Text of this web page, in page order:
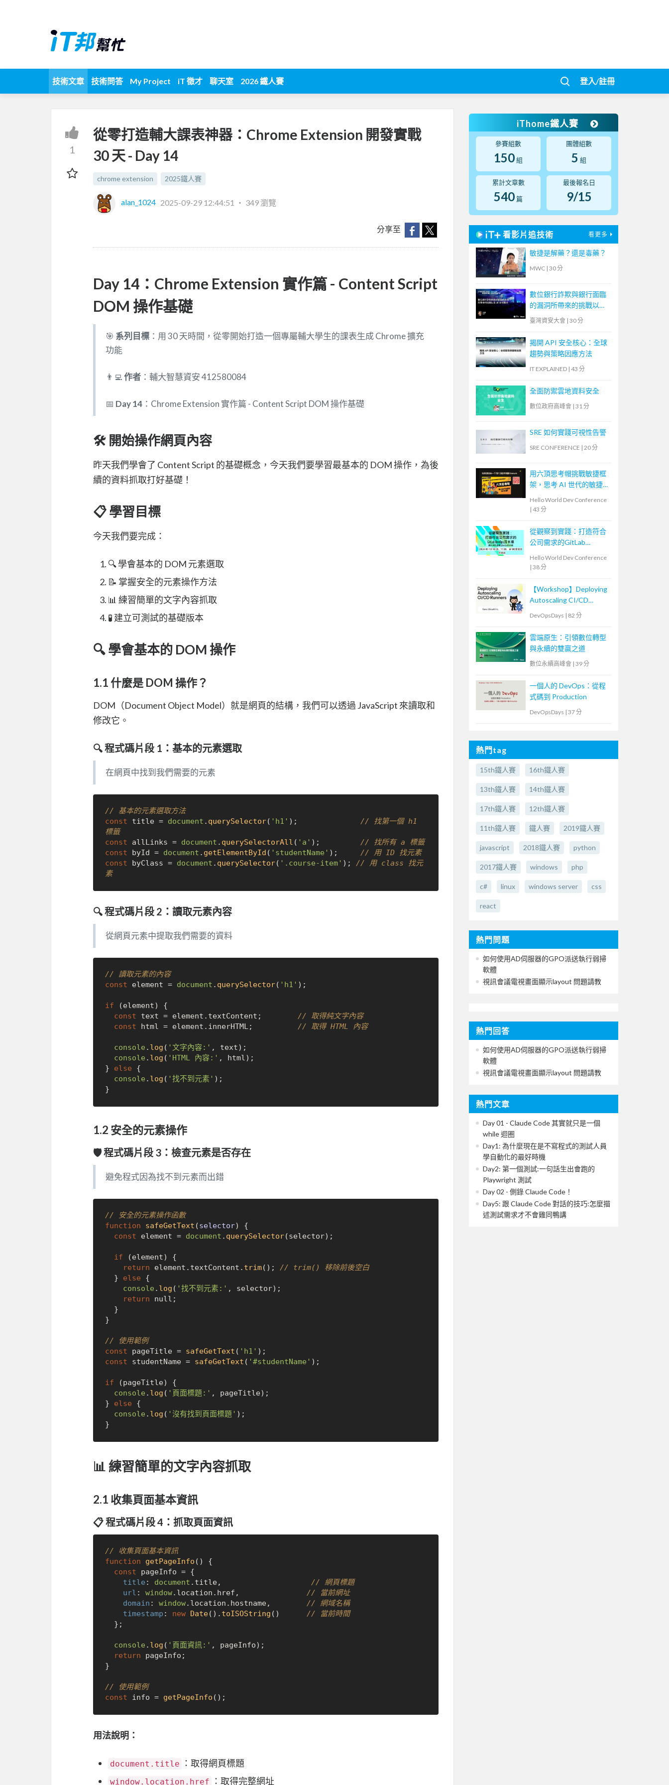
技術文章 技術問答 My Project iT 徵才 聊天室 2026 鐵人賽 登入/註冊
1
從零打造輔大課表神器：Chrome Extension 開發實戰
30 天 - Day 14
chrome extension 2025鐵人賽
alan_1024 2025-09-29 12:44:51 ‧ 349 瀏覽
分享至
Day 14：Chrome Extension 實作篇 - Content Script
DOM 操作基礎
🎯 系列目標 ：用 30 天時間，從零開始打造一個專屬輔大學生的課表生成 Chrome 擴充
功能
👨‍💻作者 ：輔大智慧資安 412580084
📅 Day 14 ：Chrome Extension 實作篇 - Content Script DOM 操作基礎
🛠️ 開始操作網頁內容
昨天我們學會了 Content Script 的基礎概念，今天我們要學習最基本的 DOM 操作，為後
續的資料抓取打好基礎！
📋 學習目標
今天我們要完成：
🔍 學會基本的 DOM 元素選取
📝 掌握安全的元素操作方法
📊 練習簡單的文字內容抓取
🧪 建立可測試的基礎版本
🔍 學會基本的 DOM 操作
1.1 什麼是 DOM 操作？
DOM（Document Object Model）就是網頁的結構，我們可以透過 JavaScript 來讀取和
修改它。
🔍 程式碼片段 1：基本的元素選取
在網頁中找到我們需要的元素
// 基本的元素選取方法
const title = document . querySelector( 'h1' ); // 找第一個 h1
標籤
const allLinks = document . querySelectorAll ( 'a' ); // 找所有 a 標籤
const byId = document . getElementById ( 'studentName' ); // 用 ID 找元素
const byClass = document . querySelector( '.course-item' ); // 用 class 找元
素
🔍 程式碼片段 2：讀取元素內容
從網頁元素中提取我們需要的資料
// 讀取元素的內容
const element = document . querySelector( 'h1' );
if (element) {
const text = element. textContent ; // 取得純文字內容
const html = element. innerHTML; // 取得 HTML 內容
console . log ( '文字內容:' , text);
console . log ( 'HTML 內容:' , html);
} else {
console . log ( '找不到元素' );
1.2 安全的元素操作
🛡️ 程式碼片段 3：檢查元素是否存在
避免程式因為找不到元素而出錯
// 安全的元素操作函數
function
safeGetText (selector) {
const element = document . querySelector(selector);
if (element) {
return element. textContent . trim(); // trim() 移除前後空白
  }
else {
console . log ( '找不到元素:' , selector);
return
null ;
}
// 使用範例
const pageTitle = safeGetText ( 'h1'
const studentName = safeGetText ( '#studentName' );
if (pageTitle) {
console . log ( '頁面標題:' , pageTitle);
} else {
console . log ( '沒有找到頁面標題' );
📊 練習簡單的文字內容抓取
2.1 收集頁面基本資訊
📋 程式碼片段 4：抓取頁面資訊
// 收集頁面基本資訊
function
getPageInfo ( ) {
const pageInfo = {
title : document . title, // 網頁標題
url : window. location . href , // 當前網址
domain : window. location . hostname, // 網域名稱
timestamp : new Date(). toISOString () // 當前時間
console . log ( '頁面資訊:' , pageInfo);
return pageInfo;
}
// 使用範例
const info = getPageInfo
用法說明：
document.title ：取得網頁標題
window.location.href ：取得完整網址
iThome鐵人賽
參賽組數
150組
團體組數
5 組
累計文章數
540 篇
最後報名日
9/15
看影片追技術 看更多
敏捷是解藥？還是毒藥？
MWC | 30 分
數位銀行詐欺與銀行面臨
的漏洞所帶來的挑戰以及
AI 如何幫助
臺灣資安大會 | 30 分
揭開 API 安全核心：全球
趨勢與策略因應方法
IT EXPLAINED | 43 分
全面防禦雲地資料安全
數位政府高峰會 | 31 分
SRE 如何實踐可視性告警
SRE CONFERENCE | 20 分
用六頂思考帽挑戰敏捷框
架，思考 AI 世代的敏捷
Hello World Dev Conference
| 43 分
從觀察到實踐：打造符合
公司需求的GitLab
Hello World Dev Conference
| 38 分
【Workshop】Deploying
Autoscaling CI/CD
DevOpsDays | 82 分
雲端原生：引領數位轉型
與永續的雙贏之道
數位永續高峰會 | 39 分
一個人的 DevOps：從程
式碼到 Production
DevOpsDays | 37 分
熱門tag
15th鐵人賽 16th鐵人賽
13th鐵人賽 14th鐵人賽
17th鐵人賽 12th鐵人賽
11th鐵人賽 鐵人賽 2019鐵人賽
javascript 2018鐵人賽 python
2017鐵人賽 windows php
c# linux windows server css
react
熱門問題
如何使用AD伺服器的GPO派送執行弱掃
軟體
視訊會議電視畫面顯示layout 問題請教
熱門回答
如何使用AD伺服器的GPO派送執行弱掃
軟體
視訊會議電視畫面顯示layout 問題請教
熱門文章
Day 01 - Claude Code 其實就只是一個
while 迴圈
Day1: 為什麼現在是不寫程式的測試人員
學自動化的最好時機
Day2: 第一個測試:一句話生出會跑的
Playwright 測試
Day 02 - 側錄 Claude Code！
Day5: 跟 Claude Code 對話的技巧:怎麼描
述測試需求才不會雞同鴨講